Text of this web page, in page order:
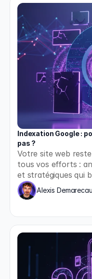
Indexation Google :
pas ?
Votre site web
tous vos efforts :
et stratégiques qui
appliquez les
apparaître dans les
Alexis